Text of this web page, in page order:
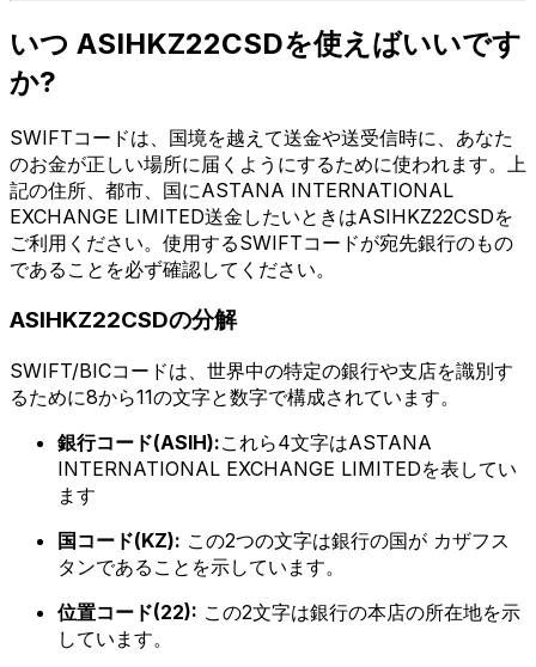
いつ ASIHKZ22CSDを使えばいいです
か?
SWIFTコードは、国境を越えて送金や送受信時に、あなた
のお金が正しい場所に届くようにするために使われます。上
記の住所、都市、国にASTANA INTERNATIONAL
EXCHANGE LIMITED送金したいときはASIHKZ22CSDを
ご利用ください。使用するSWIFTコードが宛先銀行のもの
であることを必ず確認してください。
ASIHKZ22CSDの分解
SWIFT/BICコードは、世界中の特定の銀行や支店を識別す
るために8から11の文字と数字で構成されています。
銀行コード(ASIH):これら4文字はASTANA
INTERNATIONAL EXCHANGE LIMITEDを表してい
ます
国コード(KZ): この2つの文字は銀行の国が カザフス
タンであることを示しています。
位置コード(22): この2文字は銀行の本店の所在地を示
しています。